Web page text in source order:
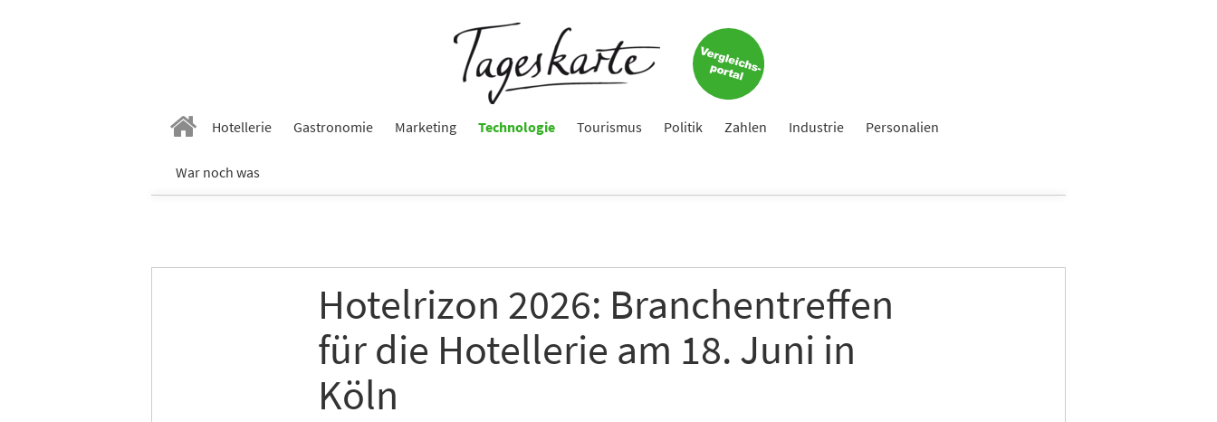
Hotellerie Gastronomie Marketing Technologie Tourismus Politik Zahlen Industrie Personalien
War noch was
Hotelrizon 2026: Branchentreffen
für die Hotellerie am 18. Juni in
Köln